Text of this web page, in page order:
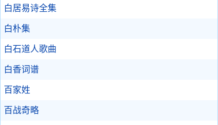
白居易诗全集
白朴集
白石道人歌曲
白香词谱
百家姓
百战奇略